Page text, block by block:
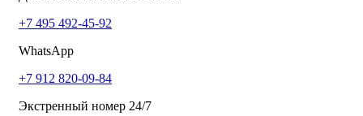
+7 495 492-45-92
WhatsApp
+7 912 820-09-84
Экстренный номер 24/7